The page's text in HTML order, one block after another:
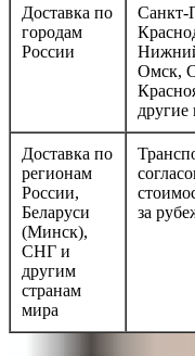
Доставка по
городам
России
Санкт-
Омск,
другие
Доставка по
регионам
России,
Беларуси
(Минск),
СНГ и
другим
странам
мира
за